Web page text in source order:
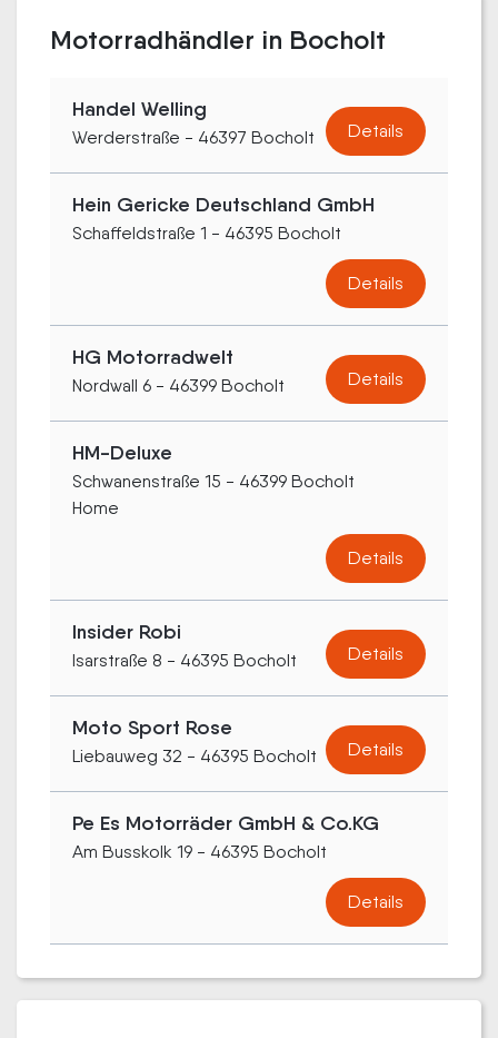
Motorradhändler in Bocholt
Handel Welling
Werderstraße - 46397 Bocholt Details
Hein Gericke Deutschland GmbH
Schaffeldstraße 1 - 46395 Bocholt
Details
HG Motorradwelt
Nordwall 6 - 46399 Bocholt Details
HM-Deluxe
Schwanenstraße 15 - 46399 Bocholt
Home
Details
Insider Robi
Isarstraße 8 - 46395 Bocholt Details
Moto Sport Rose
Liebauweg 32 - 46395 Bocholt Details
Pe Es Motorräder GmbH & Co.KG
Am Busskolk 19 - 46395 Bocholt
Details